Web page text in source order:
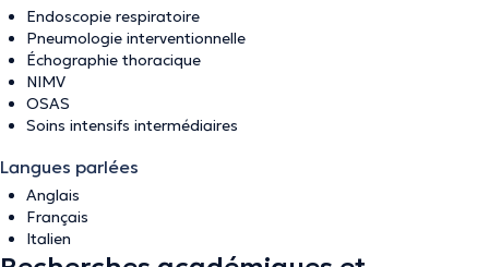
Endoscopie respiratoire
Pneumologie interventionnelle
Échographie thoracique
NIMV
OSAS
Soins intensifs intermédiaires
Langues parlées
Anglais
Français
Italien